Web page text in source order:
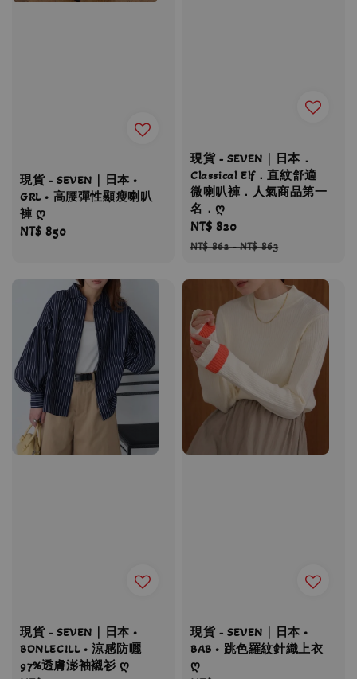
現貨 - SEVEN｜日本 •
GRL • 高腰彈性顯瘦喇叭
褲 ღ
Regular
NT$ 850
現貨 - SEVEN｜日本．
Classical Elf．直紋舒適
微喇叭褲．人氣商品第一
名．ღ
Sale
price
NT$ 820
price
NT$ 862-NT$ 863
現貨 - SEVEN｜日本 •
BONLECILL • 涼感防曬
97%透膚澎袖襯衫 ღ
現貨 - SEVEN｜日本 •
BAB • 跳色羅紋針織上衣
ღ